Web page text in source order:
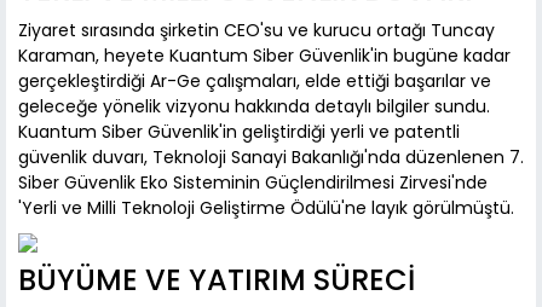
Ziyaret sırasında şirketin CEO'su ve kurucu ortağı Tuncay
Karaman, heyete Kuantum Siber Güvenlik'in bugüne kadar
gerçekleştirdiği Ar-Ge çalışmaları, elde ettiği başarılar ve
geleceğe yönelik vizyonu hakkında detaylı bilgiler sundu.
Kuantum Siber Güvenlik'in geliştirdiği yerli ve patentli
güvenlik duvarı, Teknoloji Sanayi Bakanlığı'nda düzenlenen 7.
Siber Güvenlik Eko Sisteminin Güçlendirilmesi Zirvesi'nde
'Yerli ve Milli Teknoloji Geliştirme Ödülü'ne layık görülmüştü.
BÜYÜME VE YATIRIM SÜRECİ